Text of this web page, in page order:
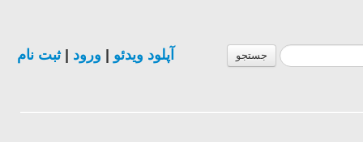
جستجو آپلود ویدئو ورود |ثبت نام